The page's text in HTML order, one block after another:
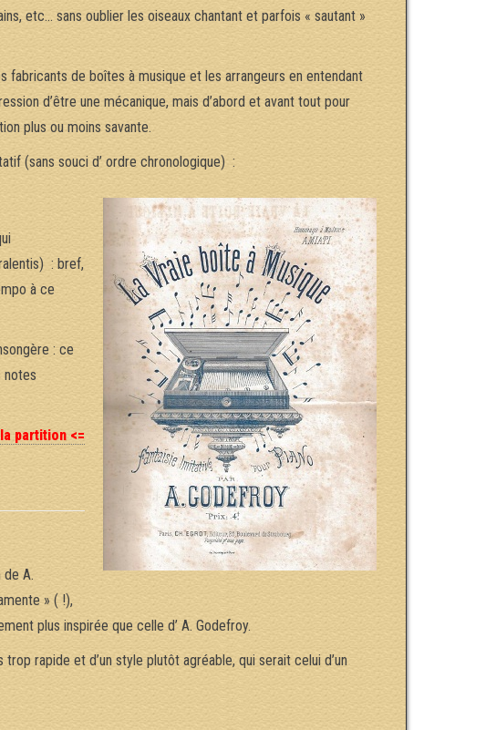
etc… sans oublier les oiseaux chantant et parfois « sautant »
fabricants de boîtes à musique et les arrangeurs en entendant
d’être une mécanique, mais d’abord et avant tout pour
plus ou moins savante.
(sans souci d’ ordre chronologique) :
: bref,
à ce
: ce
notes
partition <=
A.
» ( !),
plus inspirée que celle d’ A. Godefroy.
rapide et d’un style plutôt agréable, qui serait celui d’un